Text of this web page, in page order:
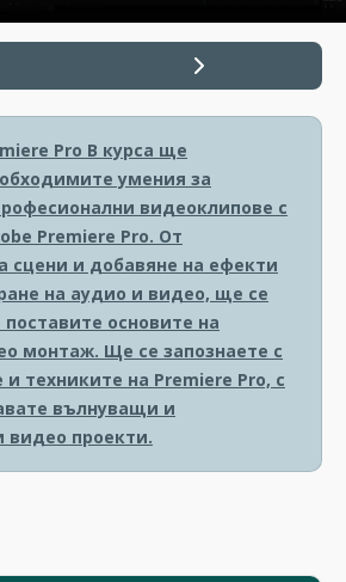
Pro В курса ще
умения за
видеоклипове с
Premiere Pro. От
сцени и добавяне на ефекти
на аудио и видео, ще се
основите на
монтаж. Ще се запознаете с
техниките на Premiere Pro, с
вълнуващи и
видео проекти.